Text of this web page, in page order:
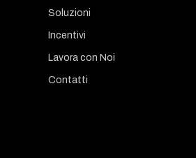
Soluzioni
Incentivi
Lavora con Noi
Contatti